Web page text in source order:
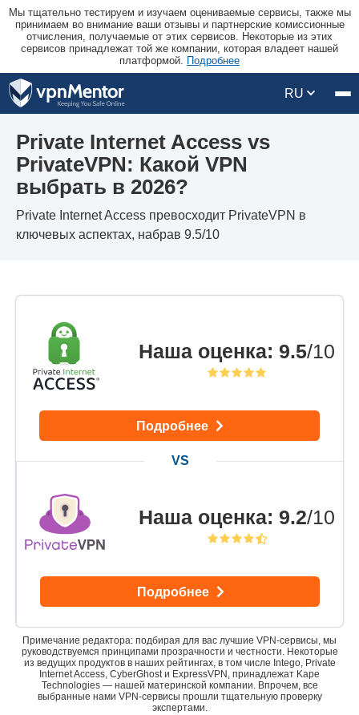
Мы тщательно тестируем и изучаем оцениваемые сервисы, также мы
принимаем во внимание ваши отзывы и партнерские комиссионные
отчисления, получаемые от этих сервисов. Некоторые из этих
сервисов принадлежат той же компании, которая владеет нашей
платформой. Подробнее
RU
Private Internet Access vs
PrivateVPN: Какой VPN
выбрать в 2026?
Private Internet Access превосходит PrivateVPN в
ключевых аспектах, набрав 9.5/10
Наша оценка: 9.5/10
Подробнее
Наша оценка: 9.2/10
Подробнее
Примечание редактора: подбирая для вас лучшие VPN-сервисы, мы
руководствуемся принципами прозрачности и честности. Некоторые
из ведущих продуктов в наших рейтингах, в том числе Intego, Private
Internet Access, CyberGhost и ExpressVPN, принадлежат Kape
Technologies — нашей материнской компании. Впрочем, все
выбранные нами VPN-сервисы прошли тщательную проверку
экспертами.